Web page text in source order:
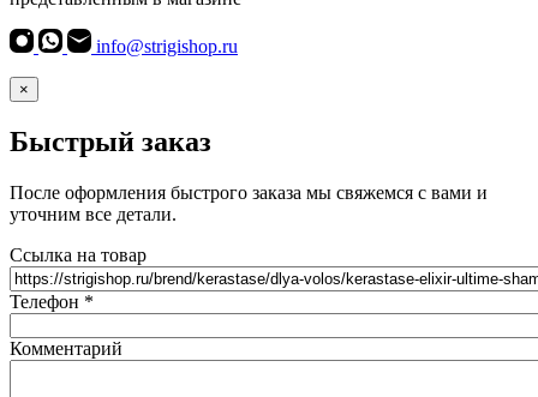
info@strigishop.ru
×
Быстрый заказ
После оформления быстрого заказа мы свяжемся с вами и
уточним все детали.
Ссылка на товар
Телефон *
Комментарий